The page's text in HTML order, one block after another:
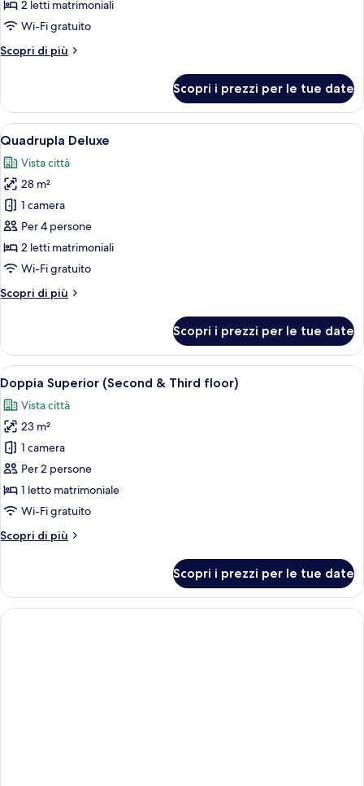
con
letti
2 letti matrimoniali
Wi-Fi gratuito
Scopri di più
Altri
Standard
con
2
singoli
Scopri i prezzi per le tue date
Apri
tutte
le
foto
per
Quadrupla
Deluxe
Pianta degli ambienti con due
3
Quadrupla Deluxe
Vista città
28 m²
1 camera
Per 4 persone
2 letti matrimoniali
Wi-Fi gratuito
Scopri di più
Altri
Deluxe
Scopri i prezzi per le tue date
Apri
tutte
le
foto
per
Doppia
Superior
(Second
Third
Una camera d'albergo con un letto,
2
Doppia Superior (Second & Third floor)
Vista città
23 m²
1 camera
Per 2 persone
1 letto matrimoniale
Wi-Fi gratuito
Scopri di più
Altri
Superior
(Second
&
Scopri i prezzi per le tue date